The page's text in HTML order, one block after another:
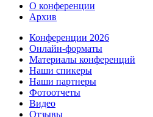
О конференции
Архив
Конференции 2026
Онлайн-форматы
Материалы конференций
Наши спикеры
Наши партнеры
Фотоотчеты
Видео
Отзывы